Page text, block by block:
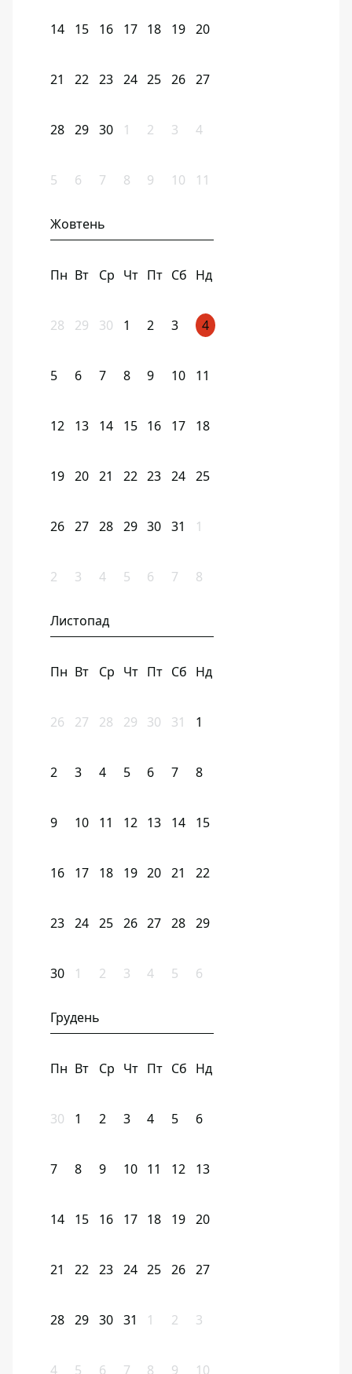
14 15 16 17 18 19 20
21 22 23 24 25 26 27
28 29 30 1 2 3 4
5 6 7 8 9 10 11
Жовтень
Пн Вт Ср Чт Пт Сб Нд
28 29 30 1 2 3 4
5 6 7 8 9 10 11
12 13 14 15 16 17 18
19 20 21 22 23 24 25
26 27 28 29 30 31 1
2 3 4 5 6 7 8
Листопад
Пн Вт Ср Чт Пт Сб Нд
26 27 28 29 30 31 1
2 3 4 5 6 7 8
9 10 11 12 13 14 15
16 17 18 19 20 21 22
23 24 25 26 27 28 29
30 1 2 3 4 5 6
Грудень
Пн Вт Ср Чт Пт Сб Нд
30 1 2 3 4 5 6
7 8 9 10 11 12 13
14 15 16 17 18 19 20
21 22 23 24 25 26 27
28 29 30 31 1 2 3
4 5 6 7 8 9 10